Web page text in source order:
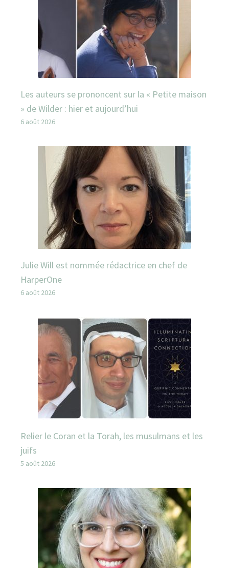
Les auteurs se prononcent sur la « Petite maison
» de Wilder : hier et aujourd’hui
6 août 2026
Julie Will est nommée rédactrice en chef de
HarperOne
6 août 2026
Relier le Coran et la Torah, les musulmans et les
juifs
5 août 2026